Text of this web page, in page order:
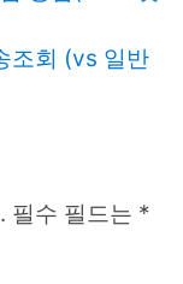
조회 (vs 일반
필수 필드는 *